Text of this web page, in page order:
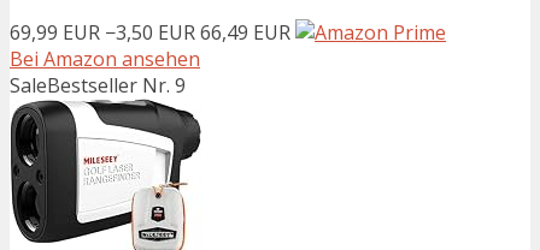
69,99 EUR −3,50 EUR66,49 EUR
Bei Amazon ansehen
SaleBestseller Nr. 9